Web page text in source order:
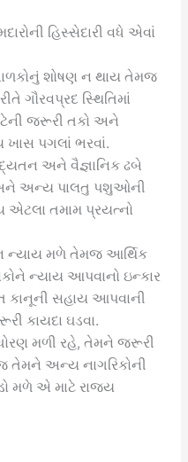
હિસ્સેદારી વધે એવાં
શોષણ ન થાય તેમજ
ગૌરવપ્રદ સ્થિતિમાં
જરૂરી તકો અને
પગલાં ભરવાં.
અને વૈજ્ઞાનિક ઢબે
અને અન્ય પાલતુ પશુઓની
તમામ પ્રયત્નો
ન્યાય મળે તેમજ આર્થિક
ન્યાય આપવાનો ઇન્કાર
કાનૂની સહાય આપવાની
કાયદા ઘડવા.
મળી રહે, તેમને જરૂરી
અન્ય નાગરિકોની
મળે એ માટે રાજ્ય